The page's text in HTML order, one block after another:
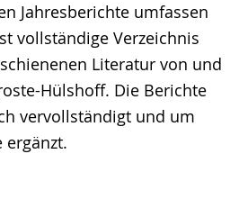
Jahresberichte umfassen
vollständige Verzeichnis
Literatur von und
Hülshoff. Die Berichte
vervollständigt und um
ergänzt.